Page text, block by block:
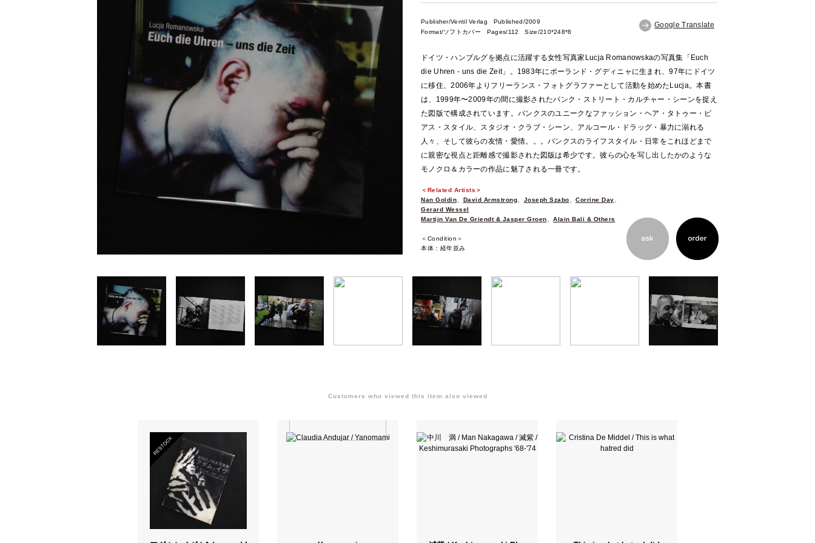
Publisher/Ventil Verlag Published/2009
Format/ソフトカバー Pages/112 Size/210*248*8
Google Translate
ドイツ・ハンブルグを拠点に活躍する女性写真家Lucja Romanowskaの写真集「Euch
die Uhren - uns die Zeit」。1983年にポーランド・グディニャに生まれ、97年にドイツ
に移住、2006年よりフリーランス・フォトグラファーとして活動を始めたLucja。本書
は、1999年〜2009年の間に撮影されたパンク・ストリート・カルチャー・シーンを捉え
た図版で構成されています。パンクスのユニークなファッション・ヘア・タトゥー・ピ
アス・スタイル、スタジオ・クラブ・シーン、アルコール・ドラッグ・暴力に溺れる
人々、そして彼らの友情・愛情。。。パンクスのライフスタイル・日常をこれほどまで
に親密な視点と距離感で撮影された図版は希少です。彼らの心を写し出したかのような
モノクロ＆カラーの作品に魅了される一冊です。
＜Related Artists＞
Nan Goldin
David Armstrong Joseph Szabo Corrine Day
Gerard Wessel
Martijn Van De Griendt & Jasper Groen
Alain Bali & Others
＜Condition＞
本体：経年並み
Customers who viewed this item also viewed